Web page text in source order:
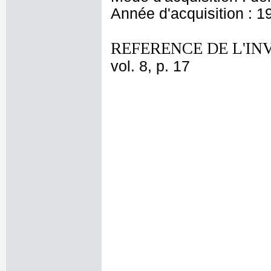
Année d'acquisition :
REFERENCE DE
vol. 8, p. 17